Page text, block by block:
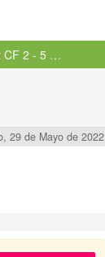
Santa Cruz CF 2 - 5 Atl Castros
29 de Mayo de 2022